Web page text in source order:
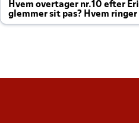
Hvem overtager nr.10 efter
glemmer sit pas? Hvem ringer
altid til efter kampe?